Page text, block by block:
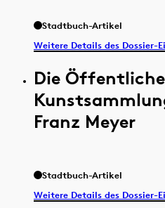
Stadtbuch-Artikel
Weitere Details des Dossier-
Die Öffentliche
Franz Meyer
Stadtbuch-Artikel
Weitere Details des Dossier-